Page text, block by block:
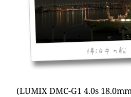
(LUMIX DMC-G1 4.0s